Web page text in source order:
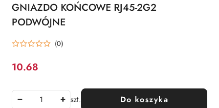
GNIAZDO KOŃCOWE RJ45-2G2
PODWÓJNE
(0)
Cena:
10.68
szt. Do koszyka